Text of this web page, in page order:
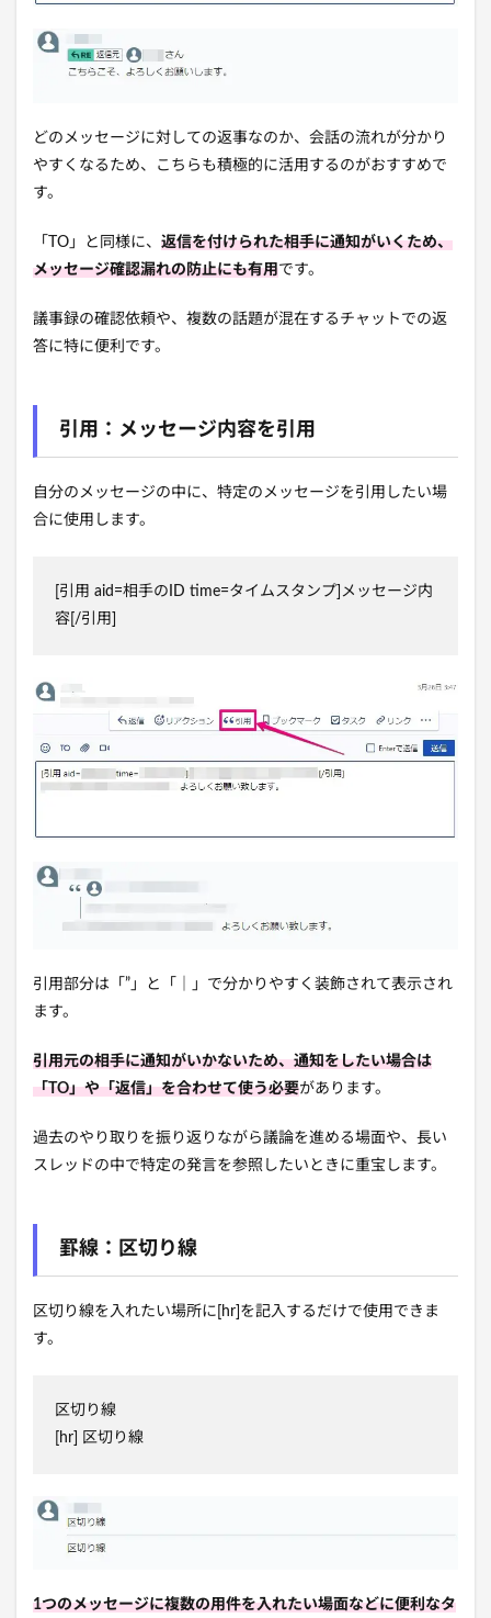
どのメッセージに対しての返事なのか、会話の流れが分かり
やすくなるため、こちらも積極的に活用するのがおすすめで
す。
「TO」と同様に、 返信を付けられた相手に通知がいくため、
メッセージ確認漏れの防止にも有用です。
議事録の確認依頼や、複数の話題が混在するチャットでの返
答に特に便利です。
引用：メッセージ内容を引用
自分のメッセージの中に、特定のメッセージを引用したい場
合に使用します。
[引用 aid=相手のID time=タイムスタンプ]メッセージ内
容[/引用]
引用部分は「”」と「｜」で分かりやすく装飾されて表示され
ます。
引用元の相手に通知がいかないため、通知をしたい場合は
「TO」や「返信」を合わせて使う必要があります。
過去のやり取りを振り返りながら議論を進める場面や、長い
スレッドの中で特定の発言を参照したいときに重宝します。
罫線：区切り線
区切り線を入れたい場所に[hr]を記入するだけで使用できま
す。
区切り線
[hr] 区切り線
1つのメッセージに複数の用件を入れたい場面などに便利なタ